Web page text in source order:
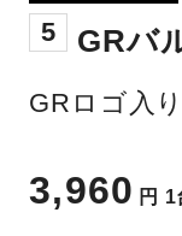
5 GRバ
GRロゴ入り
3,960 円 1